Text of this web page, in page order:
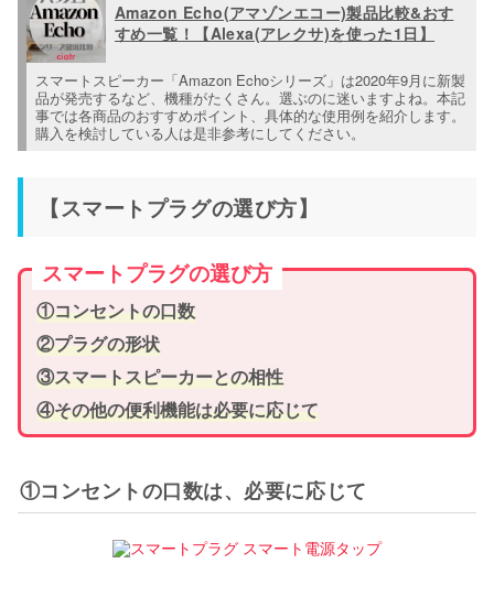
Amazon Echo(アマゾンエコー)製品比較&おす
すめ一覧！【Alexa(アレクサ)を使った1日】
スマートスピーカー「Amazon Echoシリーズ」は2020年9月に新製
品が発売するなど、機種がたくさん。選ぶのに迷いますよね。本記
事では各商品のおすすめポイント、具体的な使用例を紹介します。
購入を検討している人は是非参考にしてください。
【スマートプラグの選び方】
スマートプラグの選び方
①コンセントの口数
②プラグの形状
③スマートスピーカーとの相性
④その他の便利機能は必要に応じて
①コンセントの口数は、必要に応じて